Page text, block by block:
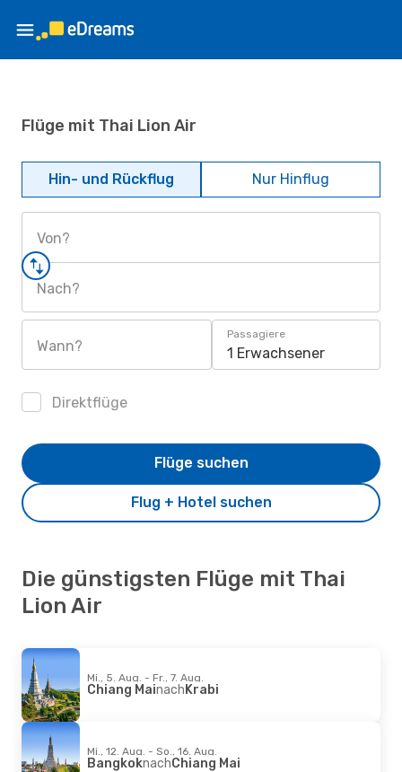
Flüge mit Thai Lion Air
Hin- und Rückflug Nur Hinflug
Von?
Nach?
Wann?
Passagiere
1 Erwachsener
Direktflüge
Flug + Hotel suchen
Flüge suchen
Die günstigsten Flüge mit Thai
Lion Air
Mi., 5. Aug. - Fr., 7. Aug.
Chiang MainachKrabi
Mi., 12. Aug. - So., 16. Aug.
BangkoknachChiang Mai